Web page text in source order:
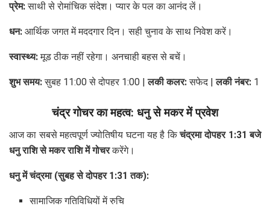
प्रेम:साथी से रोमांचिक संदेश। प्यार के पल का आनंद लें।
धन: आर्थिक जगत में मददगार दिन। सही चुनाव के साथ निवेश करें।
स्वास्थ्य:मूड ठीक नहीं रहेगा। अनचाही बहस से बचें।
शुभ समय:सुबह 11:00 से दोपहर 1:00 |लकी कलर:सफेद |लकी नंबर: 1
चंद्र गोचर का महत्व: धनु से मकर में प्रवेश
आज का सबसे महत्वपूर्ण ज्योतिषीय घटना यह है किचंद्रमा दोपहर 1:31 बजे
धनु राशि से मकर राशि में गोचरकरेंगे।
धनु में चंद्रमा (सुबह से दोपहर 1:31 तक):
सामाजिक गतिविधियों में रुचि